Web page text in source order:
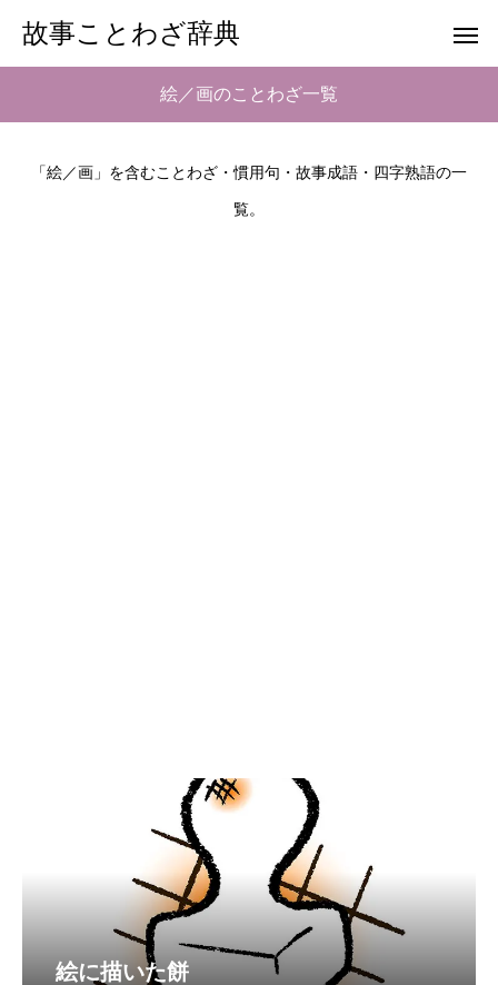
故事ことわざ辞典
絵／画のことわざ一覧
「絵／画」を含むことわざ・慣用句・故事成語・四字熟語の一
覧。
絵に描いた餅